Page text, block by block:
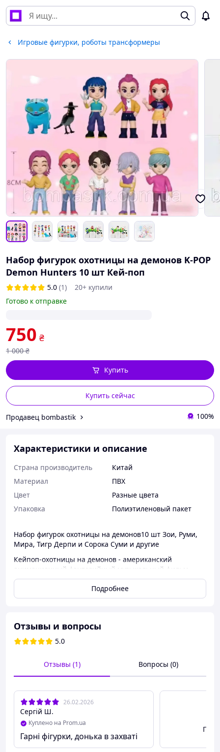
Игровые фигурки, роботы трансформеры
Набор фигурок охотницы на демонов K-POP
Demon Hunters 10 шт Кей-поп
5.0 (1)
20+ купили
Готово к отправке
750 ₴
1 000 ₴
Купить сейчас
Купить
Продавец bombastik 100%
Характеристики и описание
Страна производитель
Китай
Материал
ПВХ
Цвет
Разные цвета
Упаковка
Полиэтиленовый пакет
Набор фигурок охотницы на демонов10 шт Зои, Руми,
Мира, Тигр Дерпи и Сорока Суми и другие
Кейпоп-охотницы на демонов - американский
анимационный фэнтезийный музыкальный фильм
K-POP Demon Hunters
Каждая фигурка в отдельном пакетике
Подробнее
Отзывы и вопросы
5.0
Отзывы (1) Вопросы (0)
26.02.2026
Сергій Ш.
Куплено на Prom.ua
Гарні фігурки, донька в захваті